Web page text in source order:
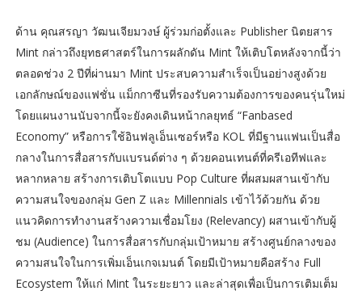
ด้าน คุณสรญา วัฒนเจียมวงษ์ ผู้ร่วมก่อตั้งและ Publisher นิตยสาร
Mint กล่าวถึงยุทธศาสตร์ในการผลักดัน Mint ให้เติบโตหลังจากนี้ว่า
ตลอดช่วง 2 ปีที่ผ่านมา Mint ประสบความสำเร็จเป็นอย่างสูงด้วย
เอกลักษณ์ของแฟชั่น แม็กกาซีนที่รองรับความต้องการของคนรุ่นใหม่
โดยแผนงานนับจากนี้จะยังคงเดินหน้ากลยุทธ์ “Fanbased
Economy” หรือการใช้อินฟลูเอ็นเซอร์หรือ KOL ที่มีฐานแฟนเป็นสื่อ
กลางในการสื่อสารกับแบรนด์ต่าง ๆ ด้วยคอนเทนต์ที่ครีเอทีฟและ
หลากหลาย สร้างการเติบโตแบบ Pop Culture ที่ผสมผสานเข้ากับ
ความสนใจของกลุ่ม Gen Z และ Millennials เข้าไว้ด้วยกัน ด้วย
แนวคิดการทำงานสร้างความเชื่อมโยง (Relevancy) ผสานเข้ากับผู้
ชม (Audience) ในการสื่อสารกับกลุ่มเป้าหมาย สร้างศูนย์กลางของ
ความสนใจในการเพิ่มเอ็นเกจเมนต์ โดยมีเป้าหมายคือสร้าง Full
Ecosystem ให้แก่ Mint ในระยะยาว และล่าสุดเพื่อเป็นการเติมเต็ม